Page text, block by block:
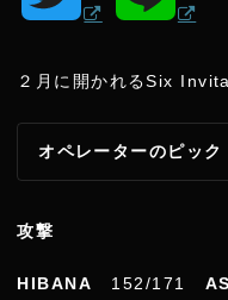
e
２月に開かれるSix
オペレーターのピック
攻撃
HIBANA 152/171